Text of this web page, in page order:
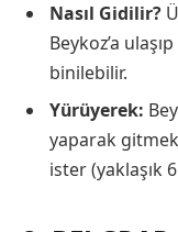
Nasıl Gidilir?
Beykoz’a
binilebilir.
Yürüyerek:
yaparak
ister (yaklaşık